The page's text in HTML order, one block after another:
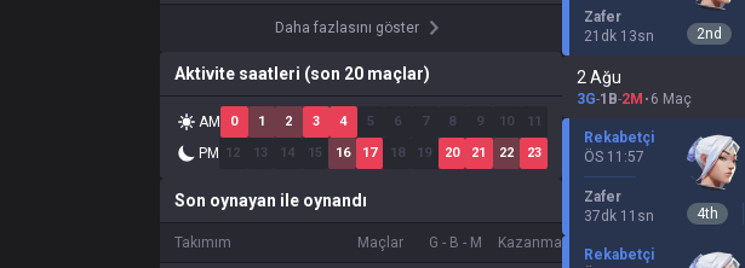
Daha fazlasını göster
Aktivite saatleri (son 20 maçlar)
AM 0 1 2 3 4 5 6 7 8 9 10 11
PM 12 13 14 15 16 17 18 19 20 21 22 23
Son oynayan ile oynandı
Takımım Maçlar G - B - M Kazanma oranı
Zafer
21 dk 13sn 2nd
2 Ağu
3G-1B-2M 6 Maç
Rekabetçi
ÖS 11:57
Zafer
37dk 11 sn 4th
Rekabetçi